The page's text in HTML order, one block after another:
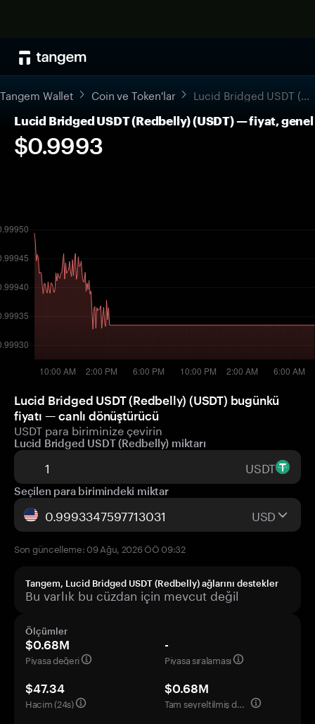
Tangem Wallet Coin ve Token'lar Lucid Bridged USDT (Redbelly)
Lucid Bridged USDT (Redbelly) (USDT) — fiyat,
$0.9993
Lucid Bridged USDT (Redbelly) (USDT) bugünkü
fiyatı — canlı dönüştürücü
USDT para biriminize çevirin
Lucid Bridged USDT (Redbelly) miktarı
USDT
Seçilen para birimindeki miktar
USD
Son güncelleme: 09 Ağu, 2026 ÖÖ 09:32
Tangem, Lucid Bridged USDT (Redbelly) ağlarını destekler
Bu varlık bu cüzdan için mevcut değil
Ölçümler
$0.68M
Piyasa değeri
-
Piyasa sıralaması
$47.34
Hacim (24s)
$0.68M
Tam seyreltilmiş değerleme